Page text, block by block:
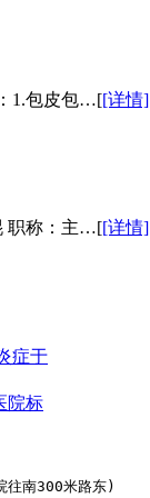
1.包皮包…[[详情]
职称：主…[[详情]
症于
院标
往南300米路东)